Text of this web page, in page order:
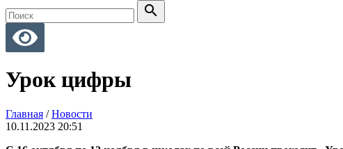
search
Урок цифры
Главная /Новости
10.11.2023 20:51